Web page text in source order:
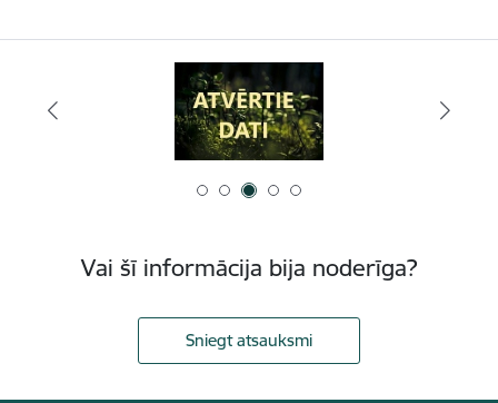
Vai šī informācija bija noderīga?
Sniegt atsauksmi